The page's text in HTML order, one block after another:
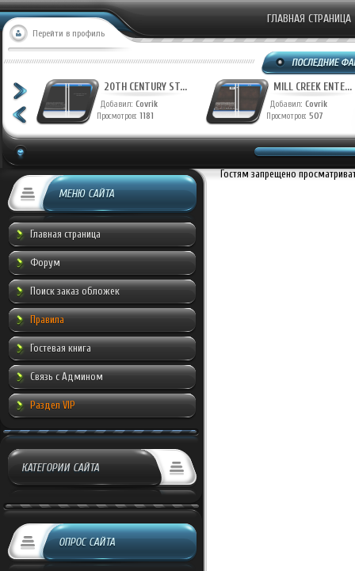
Перейти в профиль
ГЛАВНАЯ СТРАНИЦА
20TH CENTURY ST...
Добавил: Covrik
Просмотров: 1181
MILL CREEK ENTE...
Добавил: Covrik
Просмотров: 507
МЕНЮ САЙТА
Главная страница
Форум
Поиск заказ обложек
Правила
Гостевая книга
Связь с Админом
Раздел VIP
КАТЕГОРИИ САЙТА
ОПРОС САЙТА
Гостям запрещено